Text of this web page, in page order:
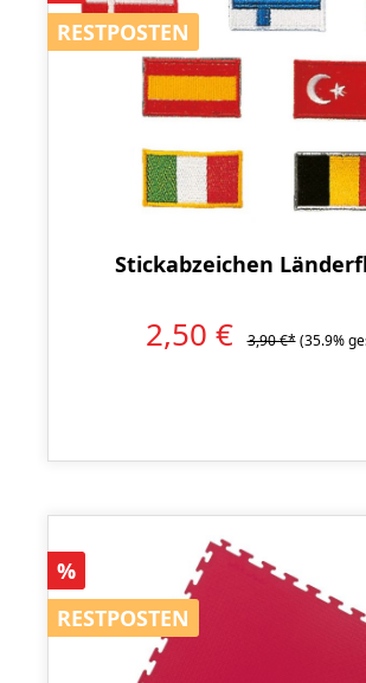
RESTPOSTEN
RESTPOSTEN
Stickabzeichen
2,50 € 3,90 €* (35.9%
Rabatt
%
RESTPOSTEN
RESTPOSTEN